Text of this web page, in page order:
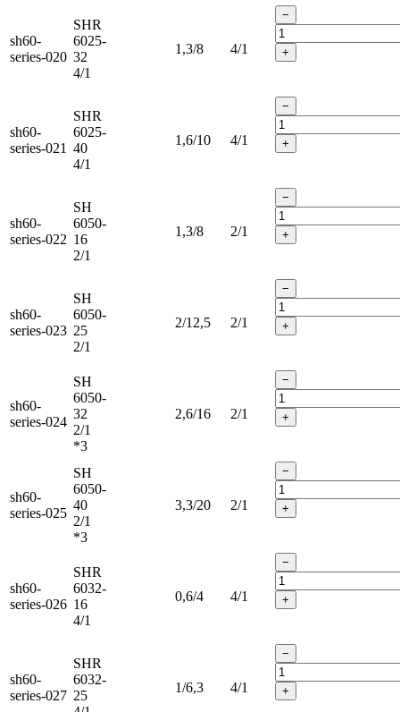
sh60-
series-020
SHR
6025-
32
4/1
1,3/8 4/1
−
+
sh60-
series-021
SHR
6025-
40
4/1
1,6/10 4/1
−
+
sh60-
series-022
SH
6050-
16
2/1
1,3/8 2/1
−
+
sh60-
series-023
SH
6050-
25
2/1
2/12,5 2/1
−
+
sh60-
series-024
SH
6050-
32
2/1
*3
2,6/16 2/1
−
+
sh60-
series-025
SH
6050-
40
2/1
*3
3,3/20 2/1
−
+
sh60-
series-026
SHR
6032-
16
4/1
0,6/4 4/1
−
+
sh60-
series-027
SHR
6032-
25
1/6,3 4/1
−
+